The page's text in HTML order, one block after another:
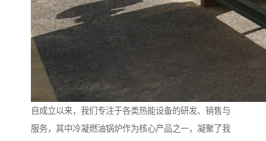
自成立以来，我们专注于各类热能设备的研发、销售与
服务，其中冷凝燃油锅炉作为核心产品之一，凝聚了我